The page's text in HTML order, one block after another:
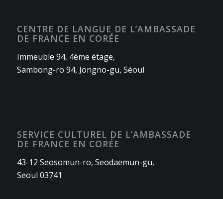
CENTRE DE LANGUE DE L’AMBASSADE
DE FRANCE EN CORÉE
Immeuble 94, 4ème étage,
Sambong-ro 94, Jongno-gu, Séoul
SERVICE CULTUREL DE L’AMBASSADE
DE FRANCE EN CORÉE
43-12 Seosomun-ro, Seodaemun-gu,
Seoul 03741